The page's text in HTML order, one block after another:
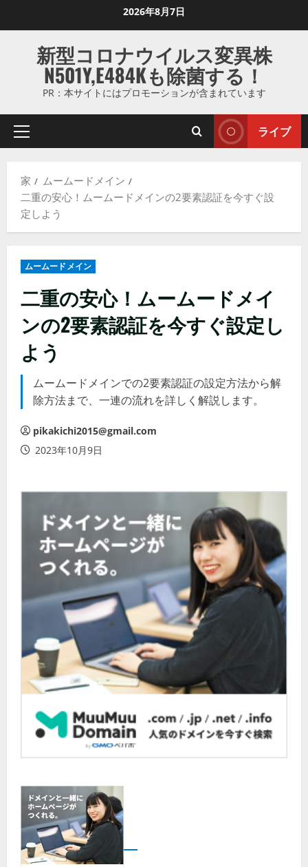
ス
ッ
2026年8月7日
新型コロナウイルス変異株
N501Y,E484Kも除菌する！
PR：本サイトにはプロモーションが含まれています
プ
マ
リ
メ
ー
ライブ
家
ムームードメイン
二重の安心！ムームードメインの2要素認証を今すぐ設
定しよう
ムームードメイン
二重の安心！ムームードメイ
ンの2要素認証を今すぐ設定し
よう
ムームードメインでの2要素認証の設定方法から解
除方法まで、一連の流れを詳しく解説します。
pikakichi2015@gmail.com
2023年10月9日